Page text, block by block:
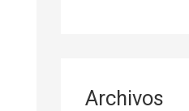
Archivos